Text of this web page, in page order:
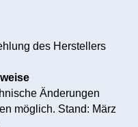
des Herstellers
Änderungen
möglich. Stand: März